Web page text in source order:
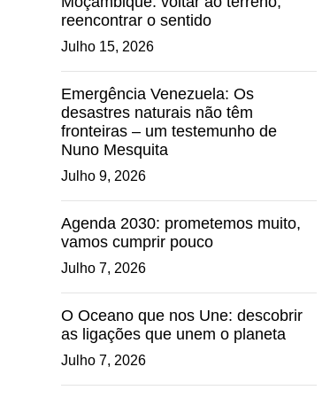
reencontrar o sentido
Julho 15, 2026
Emergência Venezuela: Os
desastres naturais não têm
fronteiras – um testemunho de
Nuno Mesquita
Julho 9, 2026
Agenda 2030: prometemos muito,
vamos cumprir pouco
Julho 7, 2026
O Oceano que nos Une: descobrir
as ligações que unem o planeta
Julho 7, 2026